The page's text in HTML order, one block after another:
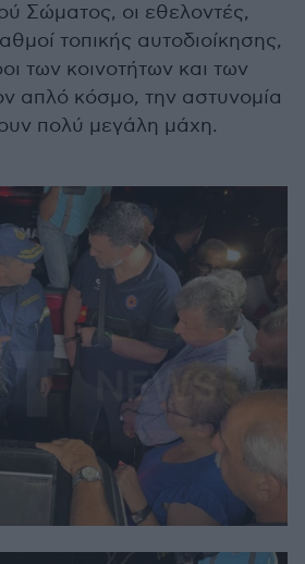
Σώματος, οι εθελοντές,
τοπικής αυτοδιοίκησης,
των κοινοτήτων και των
απλό κόσμο, την αστυνομία
πολύ μεγάλη μάχη.